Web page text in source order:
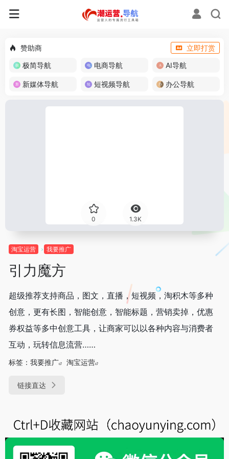
赞助商
立即打赏
极简导航
电商导航 AI导航
新媒体导航 短视频导航 办公导航
0 1.3K
淘宝运营 我要推广
引力魔方
超级推荐支持商品，图文，直播，短视频，淘积木等多种
创意，更有长图，智能创意，智能标题，营销卖掉，优惠
券权益等多中创意工具，让商家可以以各种内容与消费者
互动，玩转信息流营……
标签： 我要推广 淘宝运营
链接直达